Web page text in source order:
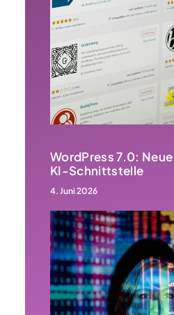
WordPress 7.0:
KI-Schnittstelle
4. Juni 2026